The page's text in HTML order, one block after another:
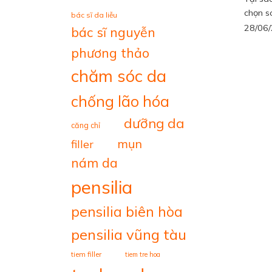
bác sĩ da liễu
bác sĩ nguyễn
phương thảo
chăm sóc da
chống lão hóa
căng chỉ dưỡng da
filler mụn
nám da
pensilia
pensilia biên hòa
pensilia vũng tàu
tiem filler tiem tre hoa
chọn
28/